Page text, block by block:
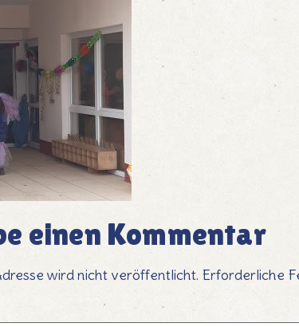
einen Kommentar
wird nicht veröffentlicht. Erforderliche